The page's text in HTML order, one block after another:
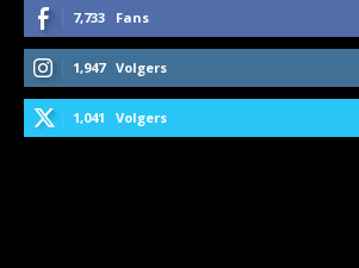
7,733 Fans
1,947 Volgers
1,041 Volgers